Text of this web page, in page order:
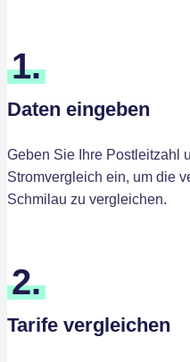
1.
Daten eingeben
Geben Sie Ihre Postleitzahl
Stromvergleich ein, um die
Schmilau zu vergleichen.
2.
Tarife vergleichen